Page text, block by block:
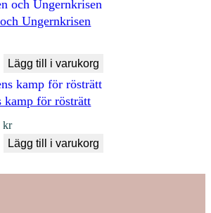
Ungernkrisen
Lägg till i varukorg
kamp för rösträtt
kr
Lägg till i varukorg